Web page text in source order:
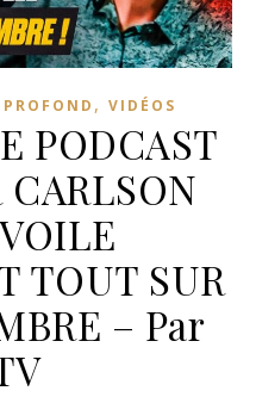
, VIDÉOS
PODCAST
TOUT SUR
– Par